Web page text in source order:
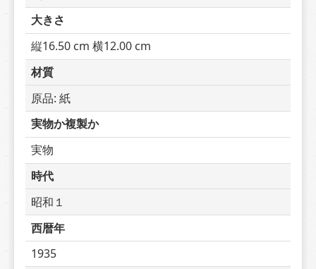
大きさ
縦16.50 cm 横12.00 cm
材質
原品: 紙
実物か複製か
実物
時代
昭和１
西暦年
1935